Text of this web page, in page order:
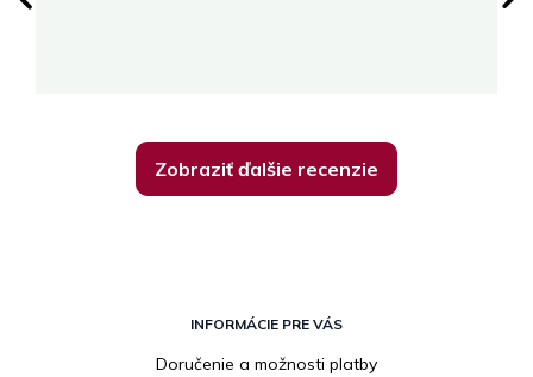
Zobraziť ďalšie recenzie
INFORMÁCIE PRE VÁS
Doručenie a možnosti platby